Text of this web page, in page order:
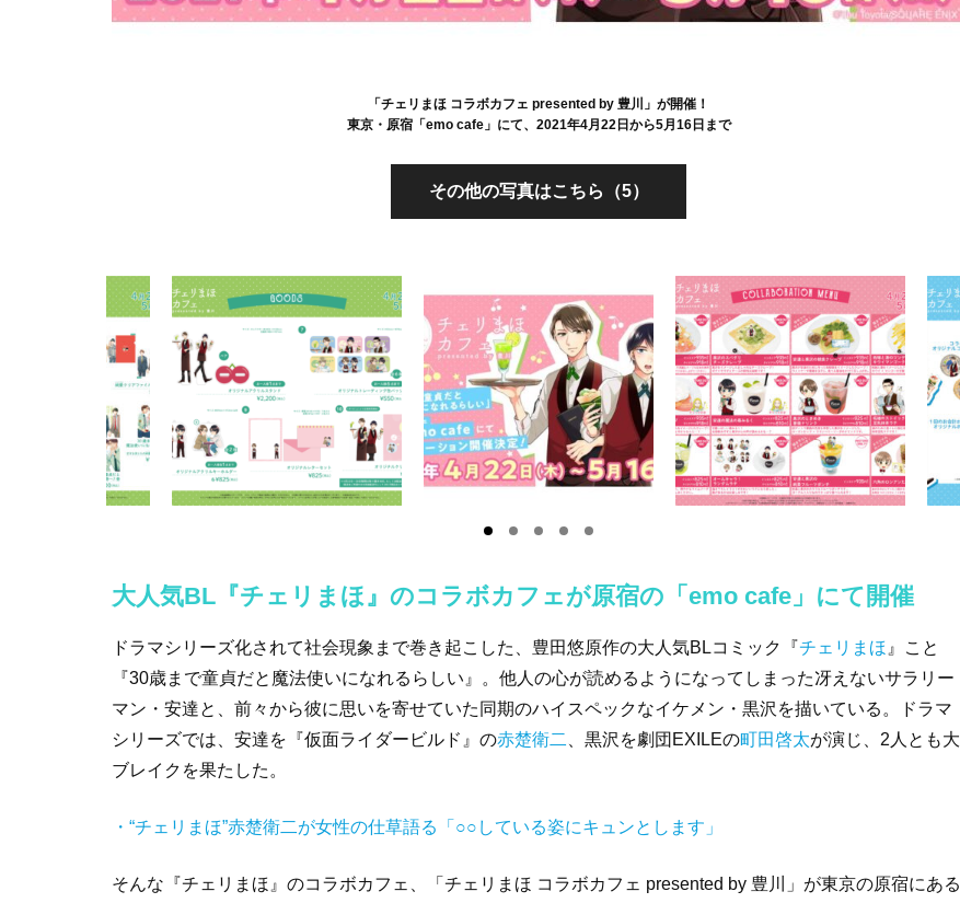
「チェリまほ コラボカフェ presented by 豊川」が開催！
東京・原宿「emo cafe」にて、2021年4月22日から5月16日まで
その他の写真はこちら（5）
大人気BL『チェリまほ』のコラボカフェが原宿の「emo cafe」にて開催
ドラマシリーズ化されて社会現象まで巻き起こした、豊田悠原作の大人気BLコミック『チェリまほ 』こと
『30歳まで童貞だと魔法使いになれるらしい』。他人の心が読めるようになってしまった冴えないサラリー
マン・安達と、前々から彼に思いを寄せていた同期のハイスペックなイケメン・黒沢を描いている。ドラマ
シリーズでは、安達を『仮面ライダービルド』の赤楚衛二 、黒沢を劇団EXILEの町田啓太が演じ、2人とも大
ブレイクを果たした。
・“チェリまほ”赤楚衛二が女性の仕草語る「○○している姿にキュンとします」
そんな『チェリまほ』のコラボカフェ、「チェリまほ コラボカフェ presented by 豊川」が東京の原宿にある